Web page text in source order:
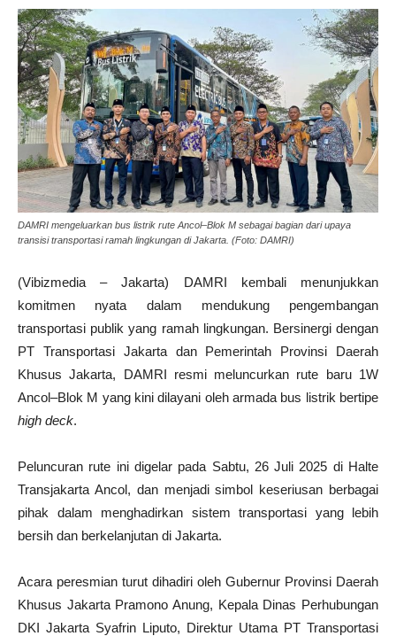
DAMRI mengeluarkan bus listrik rute Ancol–Blok M sebagai bagian dari upaya
transisi transportasi ramah lingkungan di Jakarta. (Foto: DAMRI)
(Vibizmedia – Jakarta) DAMRI kembali menunjukkan
komitmen nyata dalam mendukung pengembangan
transportasi publik yang ramah lingkungan. Bersinergi dengan
PT Transportasi Jakarta dan Pemerintah Provinsi Daerah
Khusus Jakarta, DAMRI resmi meluncurkan rute baru 1W
Ancol–Blok M yang kini dilayani oleh armada bus listrik bertipe
high deck.
Peluncuran rute ini digelar pada Sabtu, 26 Juli 2025 di Halte
Transjakarta Ancol, dan menjadi simbol keseriusan berbagai
pihak dalam menghadirkan sistem transportasi yang lebih
bersih dan berkelanjutan di Jakarta.
Acara peresmian turut dihadiri oleh Gubernur Provinsi Daerah
Khusus Jakarta Pramono Anung, Kepala Dinas Perhubungan
DKI Jakarta Syafrin Liputo, Direktur Utama PT Transportasi